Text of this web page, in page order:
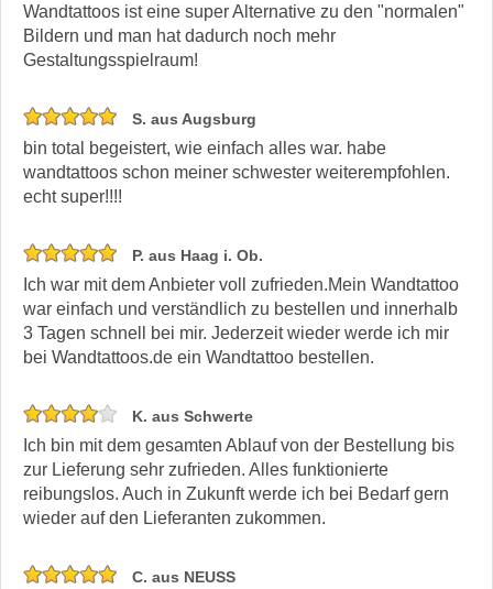
Wandtattoos ist eine super Alternative zu den "normalen"
Bildern und man hat dadurch noch mehr
Gestaltungsspielraum!
S. aus Augsburg
bin total begeistert, wie einfach alles war. habe
wandtattoos schon meiner schwester weiterempfohlen.
echt super!!!!
P. aus Haag i. Ob.
Ich war mit dem Anbieter voll zufrieden.Mein Wandtattoo
war einfach und verständlich zu bestellen und innerhalb
3 Tagen schnell bei mir. Jederzeit wieder werde ich mir
bei Wandtattoos.de ein Wandtattoo bestellen.
K. aus Schwerte
Ich bin mit dem gesamten Ablauf von der Bestellung bis
zur Lieferung sehr zufrieden. Alles funktionierte
reibungslos. Auch in Zukunft werde ich bei Bedarf gern
wieder auf den Lieferanten zukommen.
C. aus NEUSS